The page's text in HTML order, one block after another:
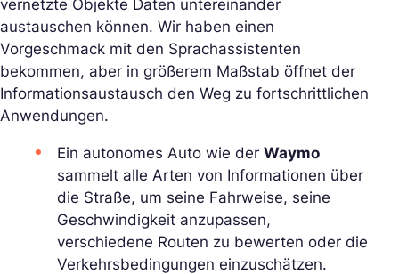
vernetzte Objekte Daten untereinander
austauschen können. Wir haben einen
Vorgeschmack mit den Sprachassistenten
bekommen, aber in größerem Maßstab öffnet der
Informationsaustausch den Weg zu fortschrittlichen
Anwendungen.
Ein autonomes Auto wie der Waymo
sammelt alle Arten von Informationen über
die Straße, um seine Fahrweise, seine
Geschwindigkeit anzupassen,
verschiedene Routen zu bewerten oder die
Verkehrsbedingungen einzuschätzen.